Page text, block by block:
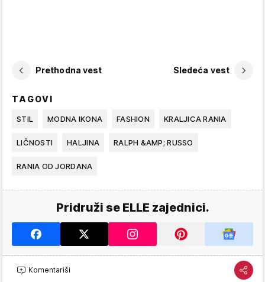
Prethodna vest Sledeća vest
TAGOVI
STIL MODNA IKONA FASHION KRALJICA RANIA
LIČNOSTI HALJINA RALPH &AMP; RUSSO
RANIA OD JORDANA
Pridruži se ELLE zajednici.
Komentariši